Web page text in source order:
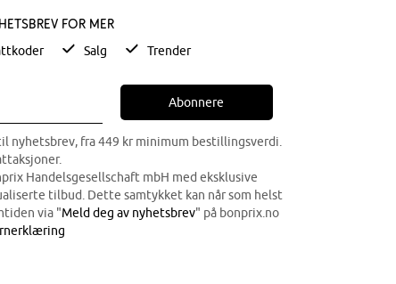
for mer
Salg Trender
Abonnere
nyhetsbrev, fra 449 kr minimum bestillingsverdi.
Handelsgesellschaft mbH med eksklusive
tilbud. Dette samtykket kan når som helst
via "Meld deg av nyhetsbrev" på bonprix.no